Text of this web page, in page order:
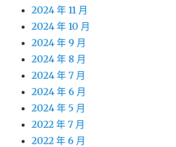
2024 年 11 月
2024 年 10 月
2024 年 9 月
2024 年 8 月
2024 年 7 月
2024 年 6 月
2024 年 5 月
2022 年 7 月
2022 年 6 月